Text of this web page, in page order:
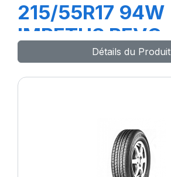
215/55R17 94W
IMPETUS REVO
Détails du Produit